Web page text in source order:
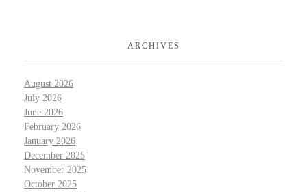
ARCHIVES
August 2026
July 2026
June 2026
February 2026
January 2026
December 2025
November 2025
October 2025